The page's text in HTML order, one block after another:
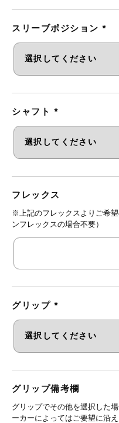
スリーブポジション *
シャフト *
フレックス
※上記のフレックスよりご希
ンフレックスの場合不要）
グリップ *
グリップ備考欄
グリップでその他を選択した
ーカーによってはご要望に沿